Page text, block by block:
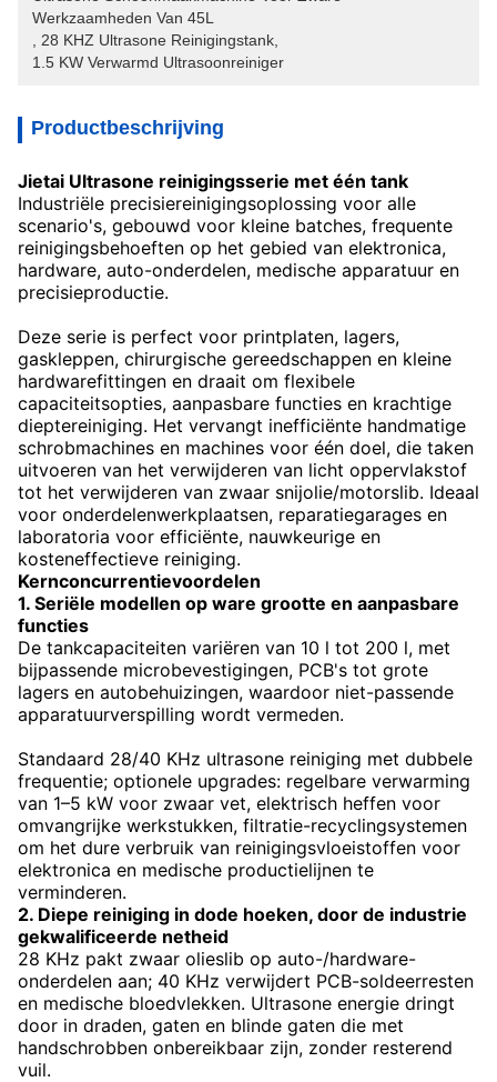
Werkzaamheden Van 45L
28 KHZ Ultrasone Reinigingstank
1.5 KW Verwarmd Ultrasoonreiniger
Productbeschrijving
Jietai Ultrasone reinigingsserie met één tank
Industriële precisiereinigingsoplossing voor alle
scenario's, gebouwd voor kleine batches, frequente
reinigingsbehoeften op het gebied van elektronica,
hardware, auto-onderdelen, medische apparatuur en
precisieproductie.
Deze serie is perfect voor printplaten, lagers,
gaskleppen, chirurgische gereedschappen en kleine
hardwarefittingen en draait om flexibele
capaciteitsopties, aanpasbare functies en krachtige
dieptereiniging. Het vervangt inefficiënte handmatige
schrobmachines en machines voor één doel, die taken
uitvoeren van het verwijderen van licht oppervlakstof
tot het verwijderen van zwaar snijolie/motorslib. Ideaal
voor onderdelenwerkplaatsen, reparatiegarages en
laboratoria voor efficiënte, nauwkeurige en
kosteneffectieve reiniging.
Kernconcurrentievoordelen
1. Seriële modellen op ware grootte en aanpasbare
functies
De tankcapaciteiten variëren van 10 l tot 200 l, met
bijpassende microbevestigingen, PCB's tot grote
lagers en autobehuizingen, waardoor niet-passende
apparatuurverspilling wordt vermeden.
Standaard 28/40 KHz ultrasone reiniging met dubbele
frequentie; optionele upgrades: regelbare verwarming
van 1–5 kW voor zwaar vet, elektrisch heffen voor
omvangrijke werkstukken, filtratie-recyclingsystemen
om het dure verbruik van reinigingsvloeistoffen voor
elektronica en medische productielijnen te
verminderen.
2. Diepe reiniging in dode hoeken, door de industrie
gekwalificeerde netheid
28 KHz pakt zwaar olieslib op auto-/hardware-
onderdelen aan; 40 KHz verwijdert PCB-soldeerresten
en medische bloedvlekken. Ultrasone energie dringt
door in draden, gaten en blinde gaten die met
handschrobben onbereikbaar zijn, zonder resterend
vuil.